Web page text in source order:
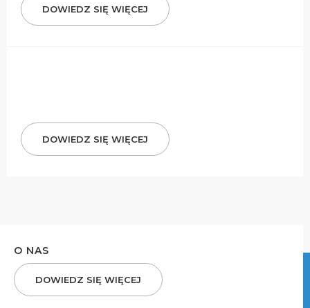
DOWIEDZ SIĘ WIĘCEJ
DOWIEDZ SIĘ WIĘCEJ
O NAS
DOWIEDZ SIĘ WIĘCEJ